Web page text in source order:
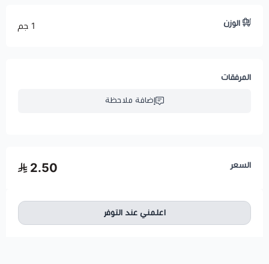
الوزن 1 جم
المرفقات
إضافة ملاحظة
السعر 2.50
اعلمني عند التوفر